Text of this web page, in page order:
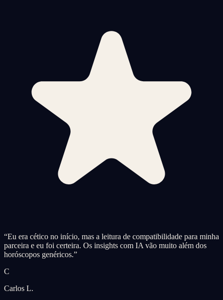
“Eu era cético no início, mas a leitura de compatibilidade para minha
parceira e eu foi certeira. Os insights com IA vão muito além dos
horóscopos genéricos.”
C
Carlos L.